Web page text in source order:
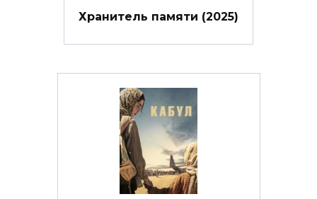
Хранитель памяти (2025)